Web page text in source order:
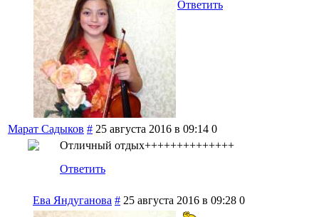
Ответить
Марат Садыков # 25 августа 2016 в 09:14 0
Отличный отдых++++++++++++++
Ответить
Ева Яндуганова # 25 августа 2016 в 09:28 0